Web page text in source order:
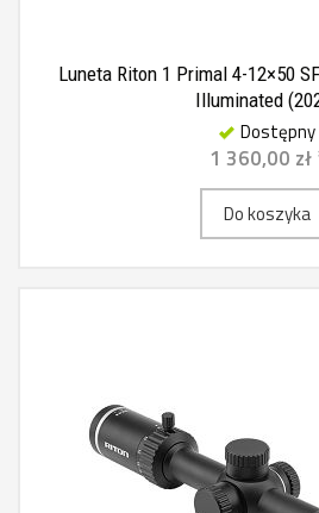
Luneta Riton 1 Primal 4-12×50
Illuminated
Dostępny
1 360,00 zł
Do koszyka